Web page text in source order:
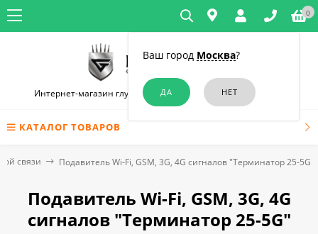
Ваш город Москва?
0
Интернет-магазин глушилок связи и диктофонов в Москве
КАТАЛОГ ТОВАРОВ
связи Подавитель Wi-Fi, GSM, 3G, 4G сигналов "Терминатор 25-5G"
Подавитель Wi-Fi, GSM, 3G, 4G
сигналов "Терминатор 25-5G"